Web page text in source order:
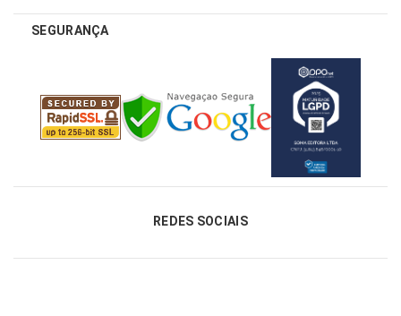
SEGURANÇA
REDES SOCIAIS